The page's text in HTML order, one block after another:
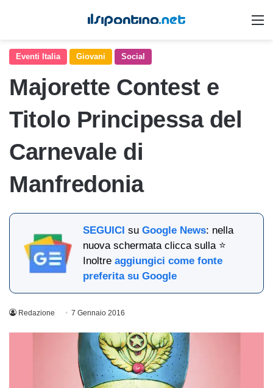
Eventi Italia Giovani Social
Majorette Contest e
Titolo Principessa del
Carnevale di
Manfredonia
SEGUICI suGoogle News: nella
nuova schermata clicca sulla ⭐
Inoltreaggiungici come fonte
preferita su Google
Redazione 7 Gennaio 2016